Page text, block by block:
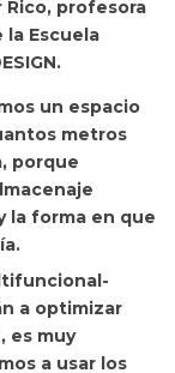
Rico, profesora
Escuela
un espacio
metros
porque
la forma en que
a optimizar
es muy
a usar los